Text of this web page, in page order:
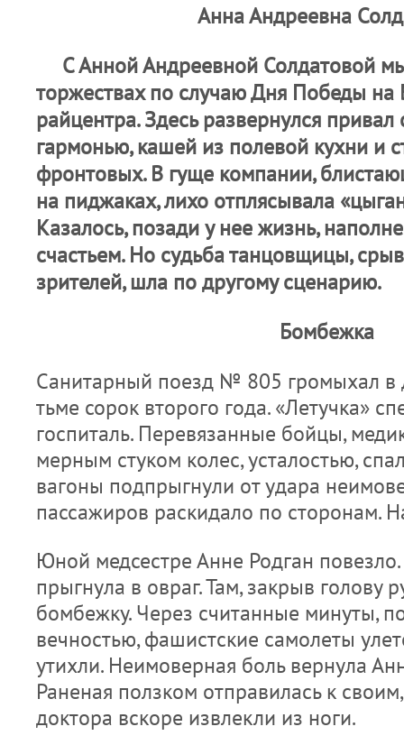
Анна Андреевна
С Анной Андреевной Солдатовой
торжествах по случаю Дня Победы
райцентра. Здесь развернулся привал
гармонью, кашей из полевой кухни и
фронтовых. В гуще компании,
на пиджаках, лихо отплясывала
Казалось, позади у нее жизнь,
счастьем. Но судьба танцовщицы,
зрителей, шла по другому сценарию.
Бомбежка
Санитарный поезд № 805 громыхал
тьме сорок второго года. «Летучка»
госпиталь. Перевязанные бойцы,
мерным стуком колес, усталостью,
вагоны подпрыгнули от удара
пассажиров раскидало по сторонам.
Юной медсестре Анне Родган повезло.
прыгнула в овраг. Там, закрыв голову
бомбежку. Через считанные минуты,
вечностью, фашистские самолеты
утихли. Неимоверная боль вернула
Раненая ползком отправилась к
доктора вскоре извлекли из ноги.